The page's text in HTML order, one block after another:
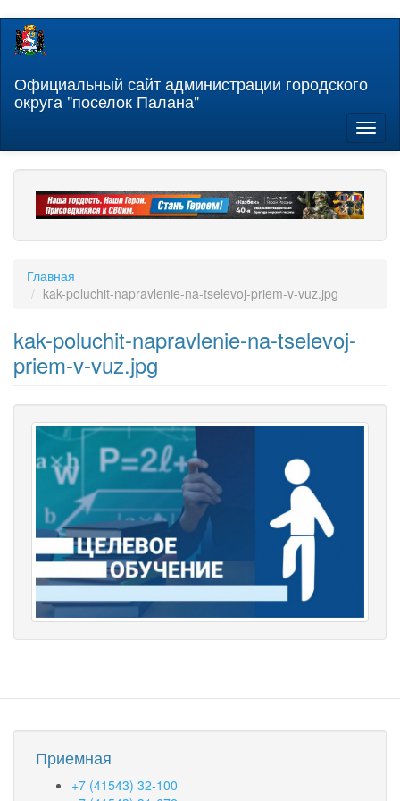
Перейти
содержанию
Официальный сайт администрации городского
округа "поселок Палана"
Главная
kak-poluchit-napravlenie-na-tselevoj-priem-v-vuz.jpg
kak-poluchit-napravlenie-na-tselevoj-
priem-v-vuz.jpg
Приемная
+7 (41543) 32-100